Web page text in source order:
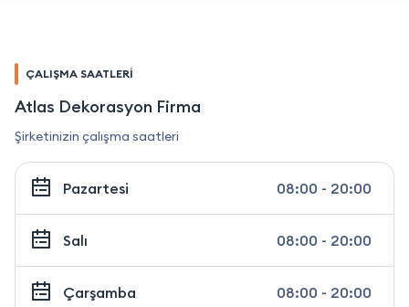
ÇALIŞMA SAATLERİ
Atlas Dekorasyon Firma
Şirketinizin çalışma saatleri
Pazartesi 08:00 - 20:00
Salı 08:00 - 20:00
Çarşamba 08:00 - 20:00